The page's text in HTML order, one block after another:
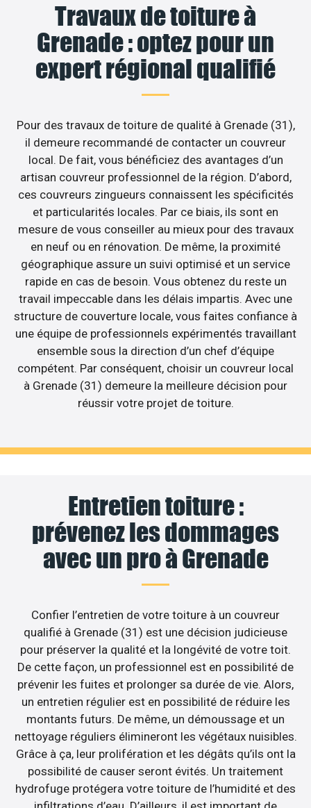
Travaux de toiture à
Grenade : optez pour un
expert régional qualifié
Pour des travaux de toiture de qualité à Grenade (31),
il demeure recommandé de contacter un couvreur
local. De fait, vous bénéficiez des avantages d’un
artisan couvreur professionnel de la région. D’abord,
ces couvreurs zingueurs connaissent les spécificités
et particularités locales. Par ce biais, ils sont en
mesure de vous conseiller au mieux pour des travaux
en neuf ou en rénovation. De même, la proximité
géographique assure un suivi optimisé et un service
rapide en cas de besoin. Vous obtenez du reste un
travail impeccable dans les délais impartis. Avec une
structure de couverture locale, vous faites confiance à
une équipe de professionnels expérimentés travaillant
ensemble sous la direction d’un chef d’équipe
compétent. Par conséquent, choisir un couvreur local
à Grenade (31) demeure la meilleure décision pour
réussir votre projet de toiture.
Entretien toiture :
prévenez les dommages
avec un pro à Grenade
Confier l’entretien de votre toiture à un couvreur
qualifié à Grenade (31) est une décision judicieuse
pour préserver la qualité et la longévité de votre toit.
De cette façon, un professionnel est en possibilité de
prévenir les fuites et prolonger sa durée de vie. Alors,
un entretien régulier est en possibilité de réduire les
montants futurs. De même, un démoussage et un
nettoyage réguliers élimineront les végétaux nuisibles.
Grâce à ça, leur prolifération et les dégâts qu’ils ont la
possibilité de causer seront évités. Un traitement
hydrofuge protégera votre toiture de l’humidité et des